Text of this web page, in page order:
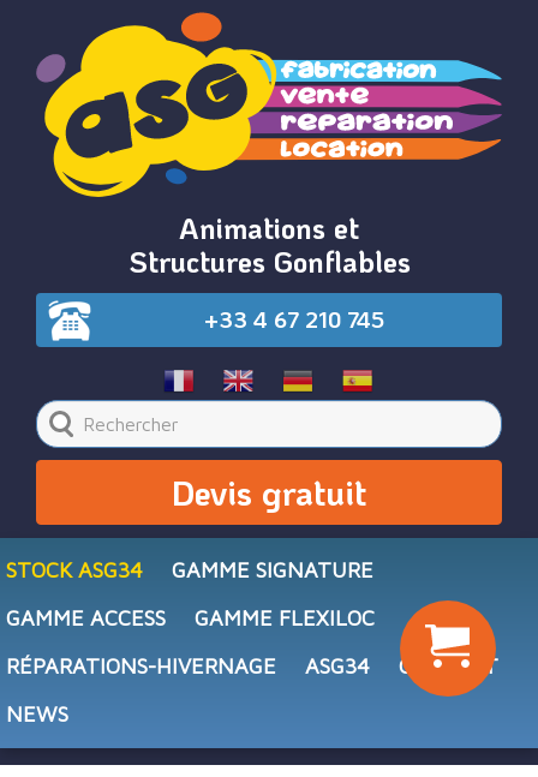
Animations et
Structures Gonflables
+33 4 67 210 745
Devis gratuit
STOCK ASG34
GAMME SIGNATURE
GAMME ACCESS
GAMME FLEXILOC
RÉPARATIONS-HIVERNAGE
ASG34
CONTACT
NEWS